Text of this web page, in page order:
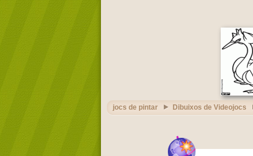
jocs de pintar Dibuixos de Videojocs